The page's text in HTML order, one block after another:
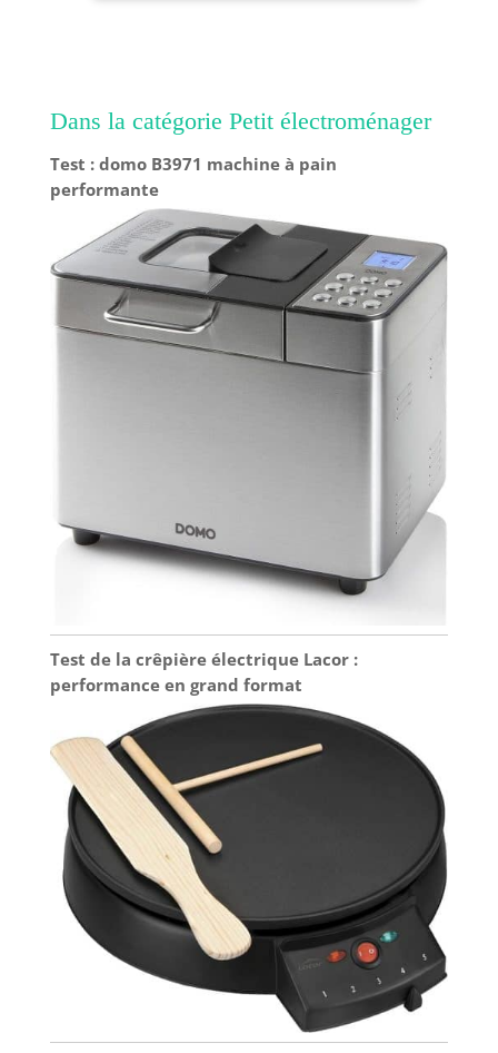
l'appareil
Dans la catégorie Petit électroménager
Test : domo B3971 machine à pain
performante
Test de la crêpière électrique Lacor :
performance en grand format